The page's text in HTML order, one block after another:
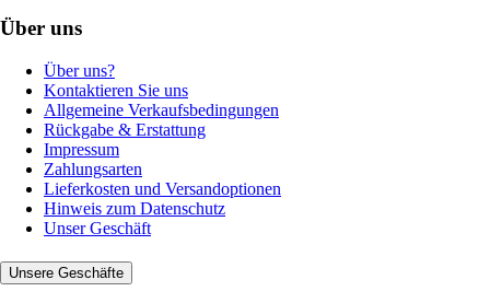
Über uns
Über uns?
Kontaktieren Sie uns
Allgemeine Verkaufsbedingungen
Rückgabe & Erstattung
Impressum
Zahlungsarten
Lieferkosten und Versandoptionen
Hinweis zum Datenschutz
Unser Geschäft
Unsere Geschäfte